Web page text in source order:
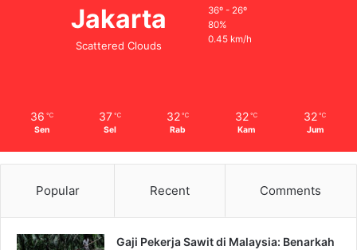
Jakarta
Scattered Clouds
36º - 26º
80%
0.45 km/h
36 ℃
Sen
37 ℃
Sel
32 ℃
Rab
32 ℃
Kam
32 ℃
Jum
Popular Recent Comments
Gaji Pekerja Sawit di Malaysia: Benarkah